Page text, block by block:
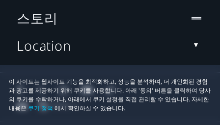
이 사이트는 웹사이트 기능을 최적화하고, 성능을 분석하며, 더 개인화된 경험
과 광고를 제공하기 위해 쿠키를 사용합니다. 아래 '동의' 버튼을 클릭하여 당사
의 쿠키를 수락하거나, 아래에서 쿠키 설정을 직접 관리할 수 있습니다. 자세한
내용은 쿠키 정책 에서 확인하실 수 있습니다.
스토리
Location